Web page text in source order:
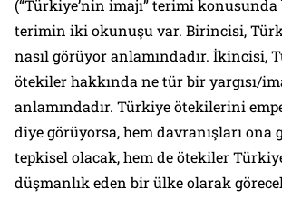
(“Türkiye’nin imajı” terimi konusunda
terimin iki okunuşu var. Birincisi,
nasıl görüyor anlamındadır. İkincisi,
ötekiler hakkında ne tür bir yargısı/
anlamındadır. Türkiye ötekilerini
diye görüyorsa, hem davranışları ona
tepkisel olacak, hem de ötekiler
düşmanlık eden bir ülke olarak